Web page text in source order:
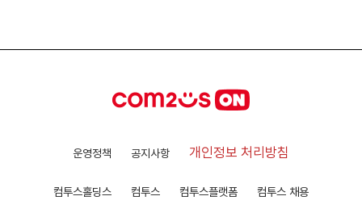
운영정책 공지사항 개인정보 처리방침
컴투스홀딩스 컴투스 컴투스플랫폼 컴투스 채용